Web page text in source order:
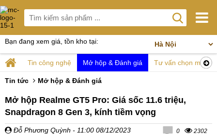
Bạn đang xem giá, tồn kho tại:
Tin công nghệ Mở hộp & Đánh giá Tư vấn chọn mua
Tin tức Mở hộp & Đánh giá
Mở hộp Realme GT5 Pro: Giá sốc 11.6 triệu,
Snapdragon 8 Gen 3, kính tiềm vọng
Đỗ Phương Quỳnh - 11:00 08/12/2023
0 2302